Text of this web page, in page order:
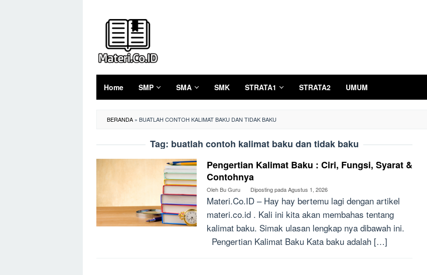
Home SMP SMA SMK STRATA1 STRATA2 UMUM
BERANDA » BUATLAH CONTOH KALIMAT BAKU DAN TIDAK BAKU
Tag: buatlah contoh kalimat baku dan tidak baku
Pengertian Kalimat Baku : Ciri, Fungsi, Syarat &
Contohnya
Oleh Bu Guru Diposting padaAgustus 1, 2026
Materi.Co.ID – Hay hay bertemu lagi dengan artikel
materi.co.id . Kali ini kita akan membahas tentang
kalimat baku. Simak ulasan lengkap nya dibawah ini.
Pengertian Kalimat Baku Kata baku adalah […]